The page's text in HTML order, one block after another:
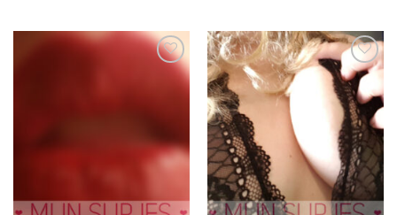
Aan
verlanglijst
toevoegen